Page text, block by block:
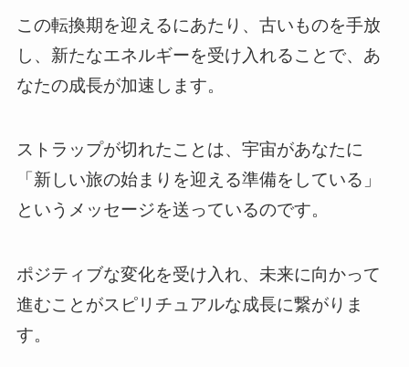
この転換期を迎えるにあたり、古いものを手放
し、新たなエネルギーを受け入れることで、あ
なたの成長が加速します。
ストラップが切れたことは、宇宙があなたに
「新しい旅の始まりを迎える準備をしている」
というメッセージを送っているのです。
ポジティブな変化を受け入れ、未来に向かって
進むことがスピリチュアルな成長に繋がりま
す。